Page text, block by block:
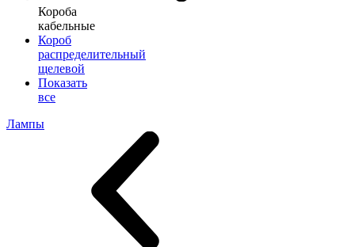
Короба
кабельные
Короб
распределительный
щелевой
Показать
все
Лампы